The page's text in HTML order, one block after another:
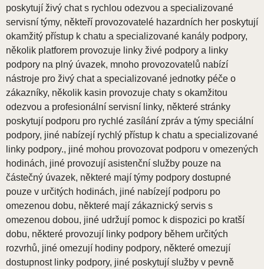
poskytují živý chat s rychlou odezvou a specializované
servisní týmy, někteří provozovatelé hazardních her poskytují
okamžitý přístup k chatu a specializované kanály podpory,
několik platforem provozuje linky živé podpory a linky
podpory na plný úvazek, mnoho provozovatelů nabízí
nástroje pro živý chat a specializované jednotky péče o
zákazníky, několik kasin provozuje chaty s okamžitou
odezvou a profesionální servisní linky, některé stránky
poskytují podporu pro rychlé zasílání zpráv a týmy speciální
podpory, jiné nabízejí rychlý přístup k chatu a specializované
linky podpory., jiné mohou provozovat podporu v omezených
hodinách, jiné provozují asistenční služby pouze na
částečný úvazek, některé mají týmy podpory dostupné
pouze v určitých hodinách, jiné nabízejí podporu po
omezenou dobu, některé mají zákaznický servis s
omezenou dobou, jiné udržují pomoc k dispozici po kratší
dobu, některé provozují linky podpory během určitých
rozvrhů, jiné omezují hodiny podpory, některé omezují
dostupnost linky podpory, jiné poskytují služby v pevně